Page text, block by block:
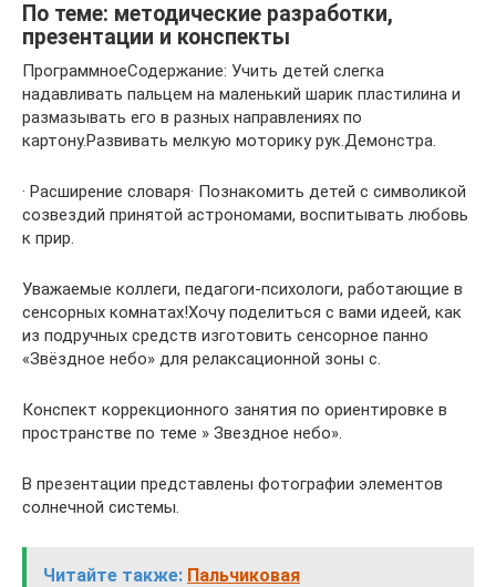
По теме: методические разработки,
презентации и конспекты
ПрограммноеСодержание: Учить детей слегка
надавливать пальцем на маленький шарик пластилина и
размазывать его в разных направлениях по
картону.Развивать мелкую моторику рук.Демонстра.
· Расширение словаря· Познакомить детей с символикой
созвездий принятой астрономами, воспитывать любовь
к прир.
Уважаемые коллеги, педагоги-психологи, работающие в
сенсорных комнатах!Хочу поделиться с вами идеей, как
из подручных средств изготовить сенсорное панно
«Звёздное небо» для релаксационной зоны с.
Конспект коррекционного занятия по ориентировке в
пространстве по теме » Звездное небо».
В презентации представлены фотографии элементов
солнечной системы.
Читайте также: Пальчиковая